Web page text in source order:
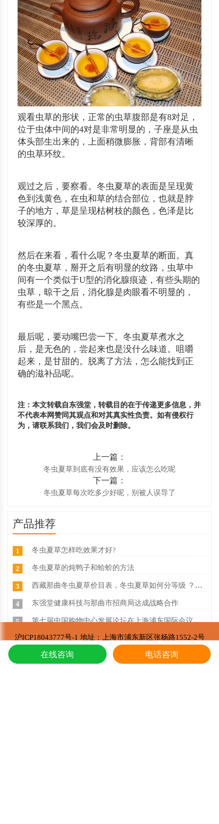
观看虫草的形状，正常的虫草腹部是有8对足，
位于虫体中间的4对是非常明显的，子座是从虫
体头部生出来的，上面稍微膨胀，背部有清晰
的虫草环纹。
观过之后，要察看。冬虫夏草的表面是呈现黄
色到浅黄色，在虫和草的结合部位，也就是脖
子的地方，草是呈现枯树枝的颜色，色泽是比
较深厚的。
然后在来看，看什么呢？冬虫夏草的断面。真
的冬虫夏草，掰开之后有明显的纹路，虫草中
间有一个类似于U型的消化腺痕迹，有些头期的
虫草，晾干之后，消化腺是肉眼看不明显的，
有些是一个黑点。
最后呢，要动嘴巴尝一下。冬虫夏草煮水之
后，是无色的，尝起来也是没什么味道。咀嚼
起来，是甘甜的。脱离了方法，怎么能找到正
确的滋补品呢。
注：本文转载自东强堂，转载目的在于传递更多信息，并
不代表本网赞同其观点和对其真实性负责。如有侵权行
为，请联系我们，我们会及时删除。
上一篇：
冬虫夏草到底有没有效果，应该怎么吃呢
下一篇：
冬虫夏草每次吃多少好呢，别被人误导了
产品推荐
1 冬虫夏草怎样吃效果才好?
2 冬虫夏草的炖鸭子和蛤蚧的方法
3 西藏那曲冬虫夏草价目表，冬虫夏草如何分等级 ？什么价
4 东强堂健康科技与那曲市招商局达成战略合作
5 第七届中国购物中心发展论坛在上海浦东国际会议中心成功举办
推荐阅读
沪ICP18043777号-1 地址：上海市浦东新区张杨路1552-2号
东强堂健康科技有限公司 版权所有
Copyright © 2002-2021
在线咨询 电话咨询